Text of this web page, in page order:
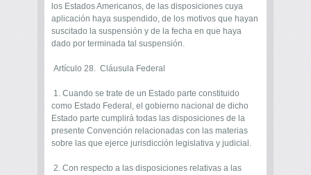
los Estados Americanos, de las disposiciones cuya
aplicación haya suspendido, de los motivos que hayan
suscitado la suspensión y de la fecha en que haya
dado por terminada tal suspensión.
Artículo 28. Cláusula Federal
1. Cuando se trate de un Estado parte constituido
como Estado Federal, el gobierno nacional de dicho
Estado parte cumplirá todas las disposiciones de la
presente Convención relacionadas con las materias
sobre las que ejerce jurisdicción legislativa y judicial.
2. Con respecto a las disposiciones relativas a las